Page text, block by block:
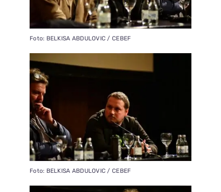
Foto: BELKISA ABDULOVIC / CEBEF
Foto: BELKISA ABDULOVIC / CEBEF